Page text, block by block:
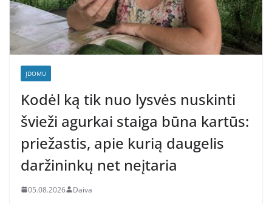
ĮDOMU
Kodėl ką tik nuo lysvės nuskinti
švieži agurkai staiga būna kartūs:
priežastis, apie kurią daugelis
daržininkų net neįtaria
05.08.2026 Daiva